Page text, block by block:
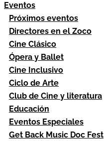
Eventos
Próximos eventos
Directores en el Zoco
Cine Clásico
Ópera y Ballet
Cine Inclusivo
Ciclo de Arte
Club de Cine y literatura
Educación
Eventos Especiales
Get Back Music Doc Fest